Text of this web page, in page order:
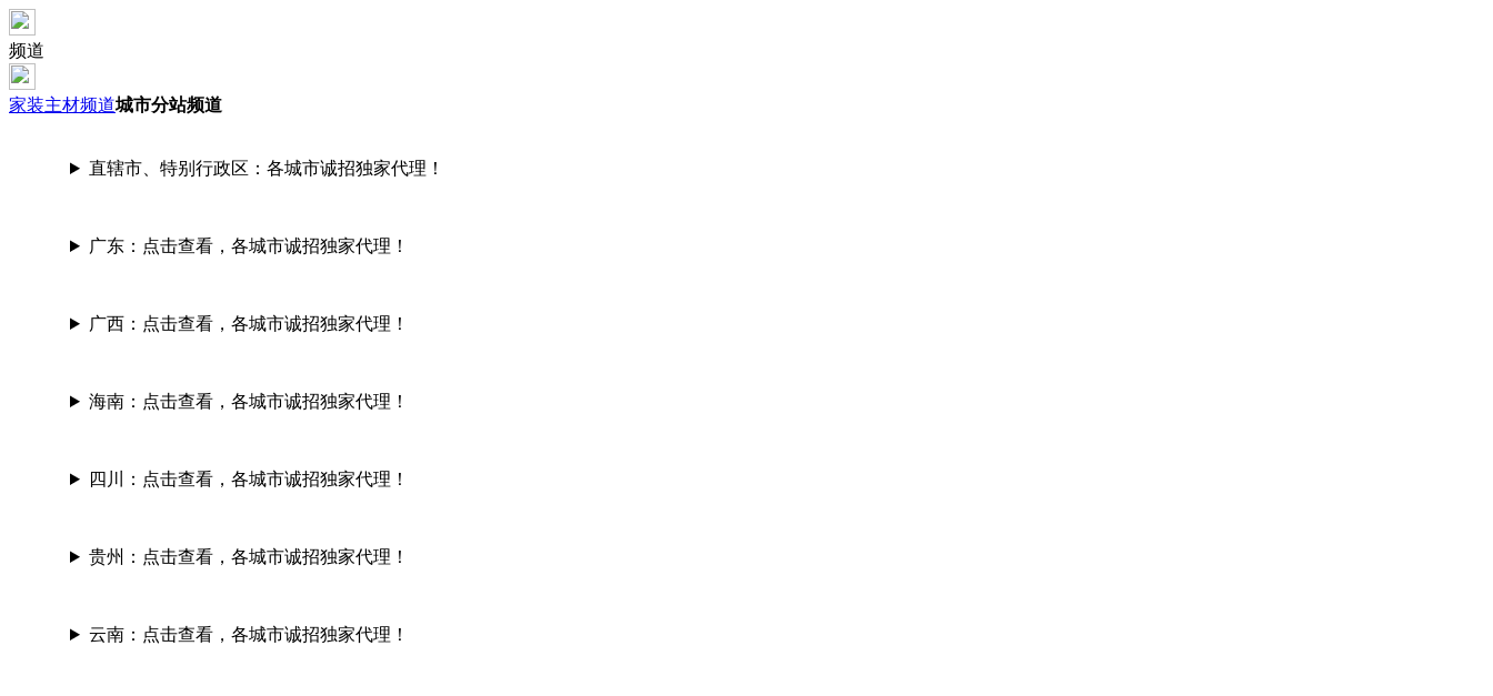
频道
家装主材频道城市分站频道
直辖市、特别行政区： 各城市诚招独家代理！
广东： 点击查看，各城市诚招独家代理！
广西： 点击查看，各城市诚招独家代理！
海南： 点击查看，各城市诚招独家代理！
四川： 点击查看，各城市诚招独家代理！
贵州： 点击查看，各城市诚招独家代理！
云南： 点击查看，各城市诚招独家代理！